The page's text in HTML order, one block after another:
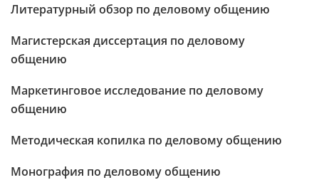
Литературный обзор по деловому общению
Магистерская диссертация по деловому
общению
Маркетинговое исследование по деловому
общению
Методическая копилка по деловому общению
Монография по деловому общению